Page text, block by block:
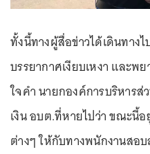
ทั้งนี้ทางผู้สื่อข่าวได้เดินทาง
บรรยากาศเงียบเหงา และ
ใจคำ นายกองค์การบริหารส่
เงิน อบต.ที่หายไปว่า ขณะนี้
ต่างๆ ให้กับทางพนักงานสอ